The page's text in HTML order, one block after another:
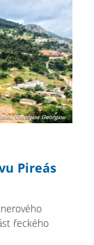
Pireás
řeckého